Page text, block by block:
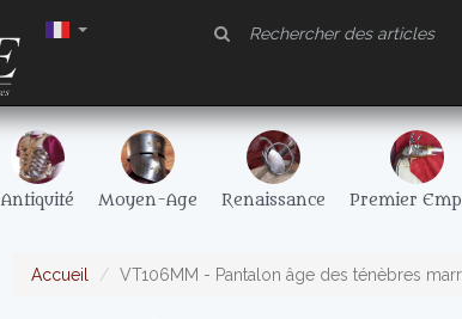
Antiquité Moyen-Age Renaissance Premier
Accueil VT106MM - Pantalon âge des ténèbres